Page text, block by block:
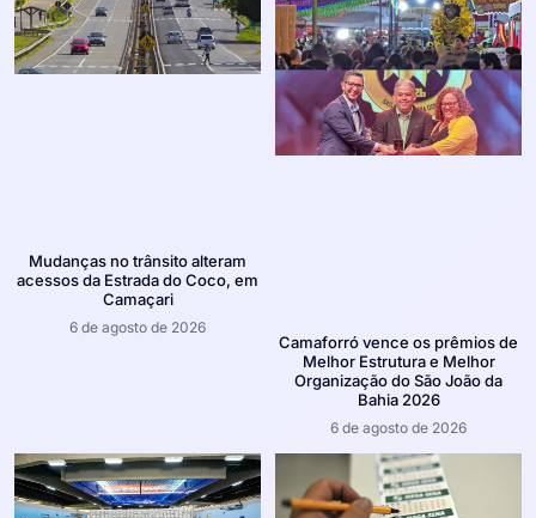
Mudanças no trânsito alteram
acessos da Estrada do Coco, em
Camaçari
6 de agosto de 2026
Camaforró vence os prêmios de
Melhor Estrutura e Melhor
Organização do São João da
Bahia 2026
6 de agosto de 2026